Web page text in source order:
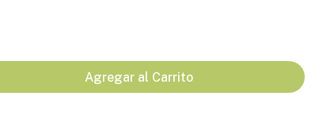
Agregar al Carrito